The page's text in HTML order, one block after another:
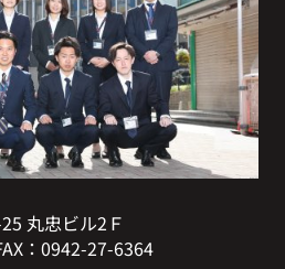
丸忠ビル2Ｆ
：0942-27-6364